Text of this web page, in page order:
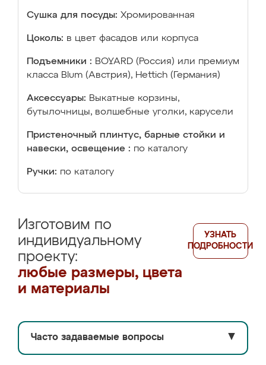
Сушка для посуды: Хромированная
Цоколь: в цвет фасадов или корпуса
Подъемники : BOYARD (Россия) или премиум
класса Blum (Австрия), Hettich (Германия)
Аксессуары: Выкатные корзины,
бутылочницы, волшебные уголки, карусели
Пристеночный плинтус, барные стойки и
навески, освещение : по каталогу
Ручки: по каталогу
Изготовим по
индивидуальному
проекту:
любые размеры, цвета
и материалы
УЗНАТЬ
ПОДРОБНОСТИ
Часто задаваемые вопросы ▼